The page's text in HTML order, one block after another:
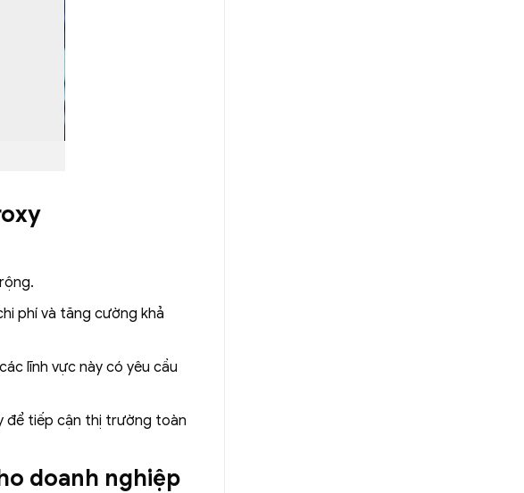
phí và tăng cường khả
lĩnh vực này có yêu cầu
để tiếp cận thị trường toàn
doanh nghiệp